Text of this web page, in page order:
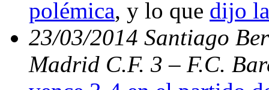
polémica, y lo que dijo
23/03/2014 Santiago
Madrid C.F. 3 – F.C.